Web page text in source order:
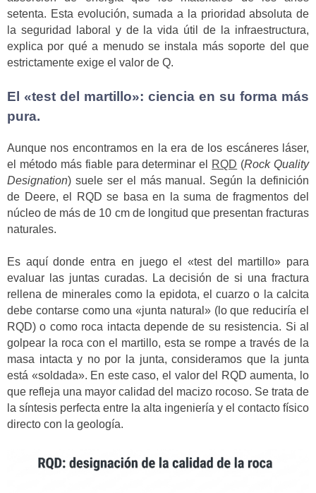
setenta. Esta evolución, sumada a la prioridad absoluta de
la seguridad laboral y de la vida útil de la infraestructura,
explica por qué a menudo se instala más soporte del que
estrictamente exige el valor de Q.
El «test del martillo»: ciencia en su forma más
pura.
Aunque nos encontramos en la era de los escáneres láser,
el método más fiable para determinar el
RQD (Rock Quality
Designation) suele ser el más manual. Según la definición
de Deere, el RQD se basa en la suma de fragmentos del
núcleo de más de 10 cm de longitud que presentan fracturas
naturales.
Es aquí donde entra en juego el «test del martillo» para
evaluar las juntas curadas. La decisión de si una fractura
rellena de minerales como la epidota, el cuarzo o la calcita
debe contarse como una «junta natural» (lo que reduciría el
RQD) o como roca intacta depende de su resistencia. Si al
golpear la roca con el martillo, esta se rompe a través de la
masa intacta y no por la junta, consideramos que la junta
está «soldada». En este caso, el valor del RQD aumenta, lo
que refleja una mayor calidad del macizo rocoso. Se trata de
la síntesis perfecta entre la alta ingeniería y el contacto físico
directo con la geología.